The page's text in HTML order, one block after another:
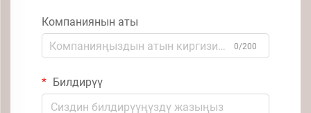
Компаниянын аты
0/200
Билдирүү